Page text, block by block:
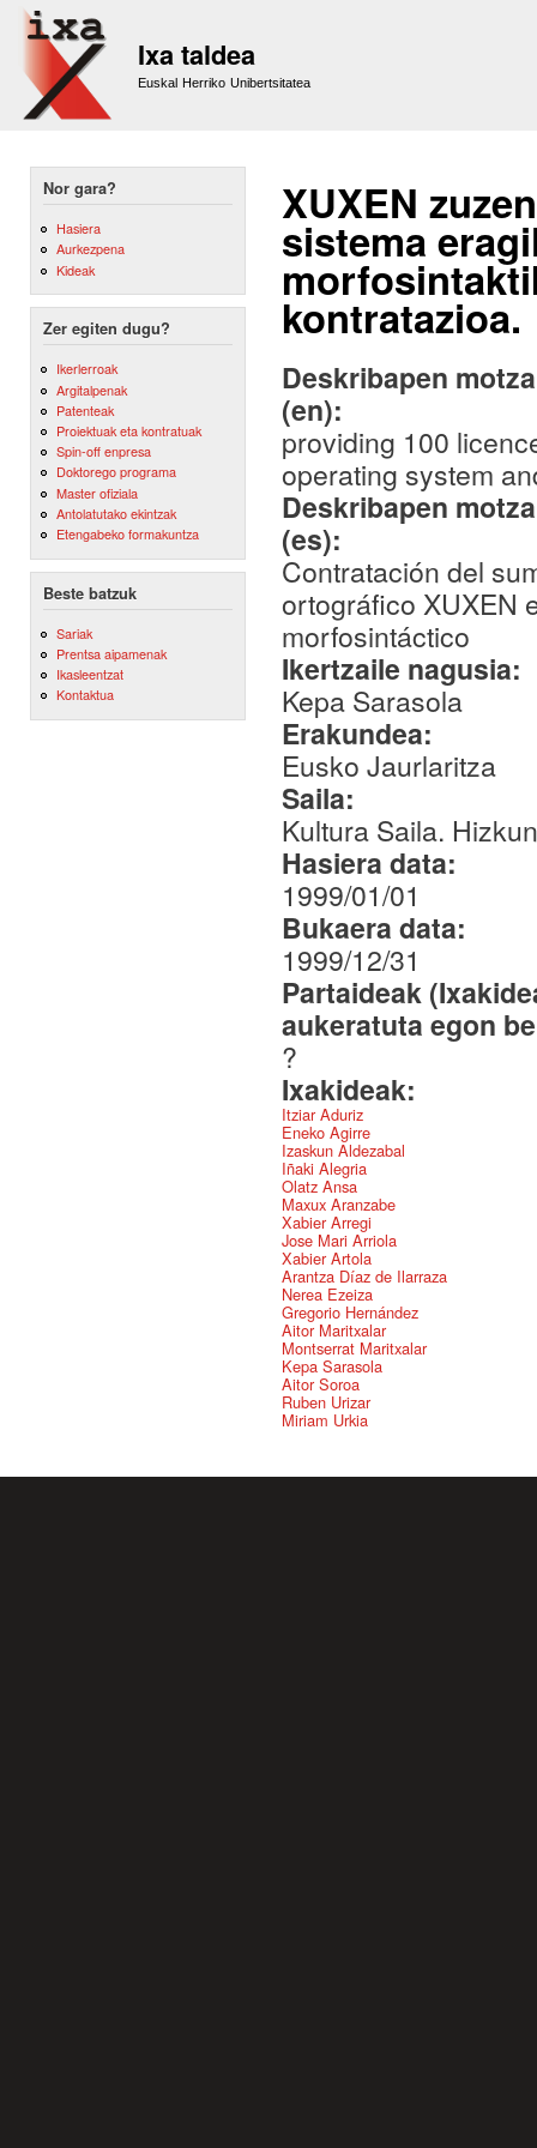
Ixa taldea
Euskal Herriko Unibertsitatea
Nor gara?
Hasiera
Aurkezpena
Kideak
Zer egiten dugu?
Ikerlerroak
Argitalpenak
Patenteak
Proiektuak eta kontratuak
Spin-off enpresa
Doktorego programa
Master ofiziala
Antolatutako ekintzak
Etengabeko formakuntza
Beste batzuk
Sariak
Prentsa aipamenak
Ikasleentzat
Kontaktua
XUXEN
sistema
kontratazioa.
Deskribapen
(en):
providing 100
operating system
Deskribapen
(es):
Contratación del
ortográfico XUXEN
morfosintáctico
Ikertzaile nagusia:
Kepa Sarasola
Erakundea:
Eusko Jaurlaritza
Saila:
Kultura Saila.
Hasiera data:
1999/01/01
Bukaera data:
1999/12/31
Partaideak
aukeratuta egon
?
Ixakideak:
Itziar Aduriz
Eneko Agirre
Izaskun Aldezabal
Iñaki Alegria
Olatz Ansa
Maxux Aranzabe
Xabier Arregi
Jose Mari Arriola
Xabier Artola
Arantza Díaz de Ilarraza
Nerea Ezeiza
Gregorio Hernández
Aitor Maritxalar
Montserrat Maritxalar
Kepa Sarasola
Aitor Soroa
Ruben Urizar
Miriam Urkia